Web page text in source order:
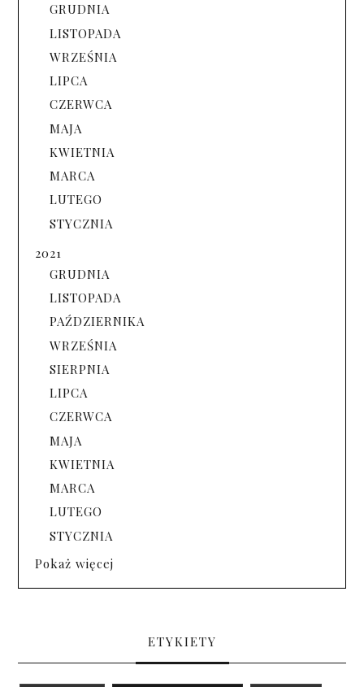
GRUDNIA
LISTOPADA
WRZEŚNIA
LIPCA
CZERWCA
MAJA
KWIETNIA
MARCA
LUTEGO
STYCZNIA
2021
GRUDNIA
LISTOPADA
PAŹDZIERNIKA
WRZEŚNIA
SIERPNIA
LIPCA
CZERWCA
MAJA
KWIETNIA
MARCA
LUTEGO
STYCZNIA
Pokaż więcej
ETYKIETY